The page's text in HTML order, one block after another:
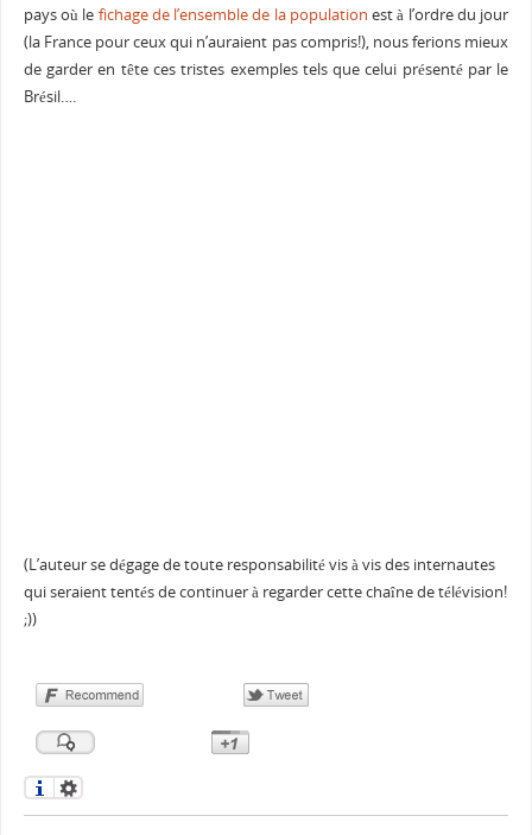
pays où le fichage de l’ensemble de la population est à l’ordre du jour
(la France pour ceux qui n’auraient pas compris!), nous ferions mieux
de garder en tête ces tristes exemples tels que celui présenté par le
Brésil….
(L’auteur se dégage de toute responsabilité vis à vis des internautes
qui seraient tentés de continuer à regarder cette chaîne de télévision!
;))